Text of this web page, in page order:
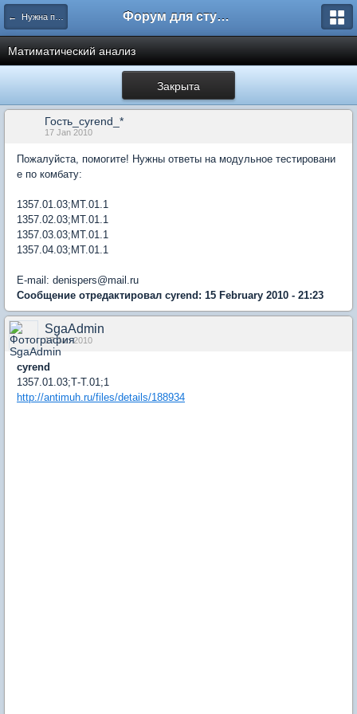
← Нужна помощь Форум для студента СГА
Матиматический анализ
Закрыта
Гость_cyrend_*
17 Jan 2010
Пожалуйста, помогите! Нужны ответы на модульное тестировани
е по комбату:
1357.01.03;МТ.01.1
1357.02.03;МТ.01.1
1357.03.03;МТ.01.1
1357.04.03;МТ.01.1
E-mail: denispers@mail.ru
Сообщение отредактировал cyrend: 15 February 2010 - 21:23
SgaAdmin
17 Jan 2010
cyrend
1357.01.03;Т-Т.01;1
http://antimuh.ru/files/details/188934